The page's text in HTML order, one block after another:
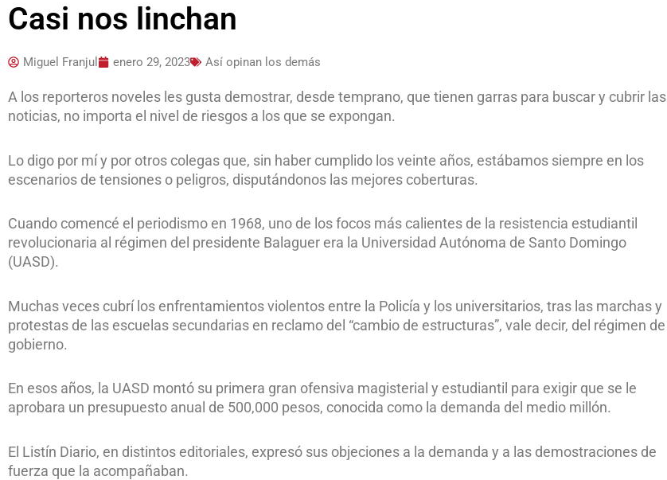
Casi nos linchan
Miguel Franjul enero 29, 2023 Así opinan los demás
A los reporteros noveles les gusta demostrar, desde temprano, que tienen garras para buscar y cubrir las
noticias, no importa el nivel de riesgos a los que se expongan.
Lo digo por mí y por otros colegas que, sin haber cumplido los veinte años, estábamos siempre en los
escenarios de tensiones o peligros, disputándonos las mejores coberturas.
Cuando comencé el periodismo en 1968, uno de los focos más calientes de la resistencia estudiantil
revolucionaria al régimen del presidente Balaguer era la Universidad Autónoma de Santo Domingo
(UASD).
Muchas veces cubrí los enfrentamientos violentos entre la Policía y los universitarios, tras las marchas y
protestas de las escuelas secundarias en reclamo del “cambio de estructuras”, vale decir, del régimen de
gobierno.
En esos años, la UASD montó su primera gran ofensiva magisterial y estudiantil para exigir que se le
aprobara un presupuesto anual de 500,000 pesos, conocida como la demanda del medio millón.
El Listín Diario, en distintos editoriales, expresó sus objeciones a la demanda y a las demostraciones de
fuerza que la acompañaban.